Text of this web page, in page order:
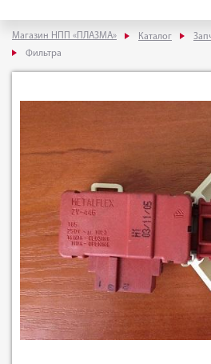
Магазин НПП «ПЛАЗМА» Каталог
Фильтра